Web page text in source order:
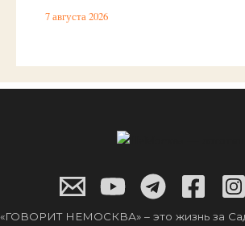
7 августа 2026
«ГОВОРИТ НЕМОСКВА» – это жизнь за